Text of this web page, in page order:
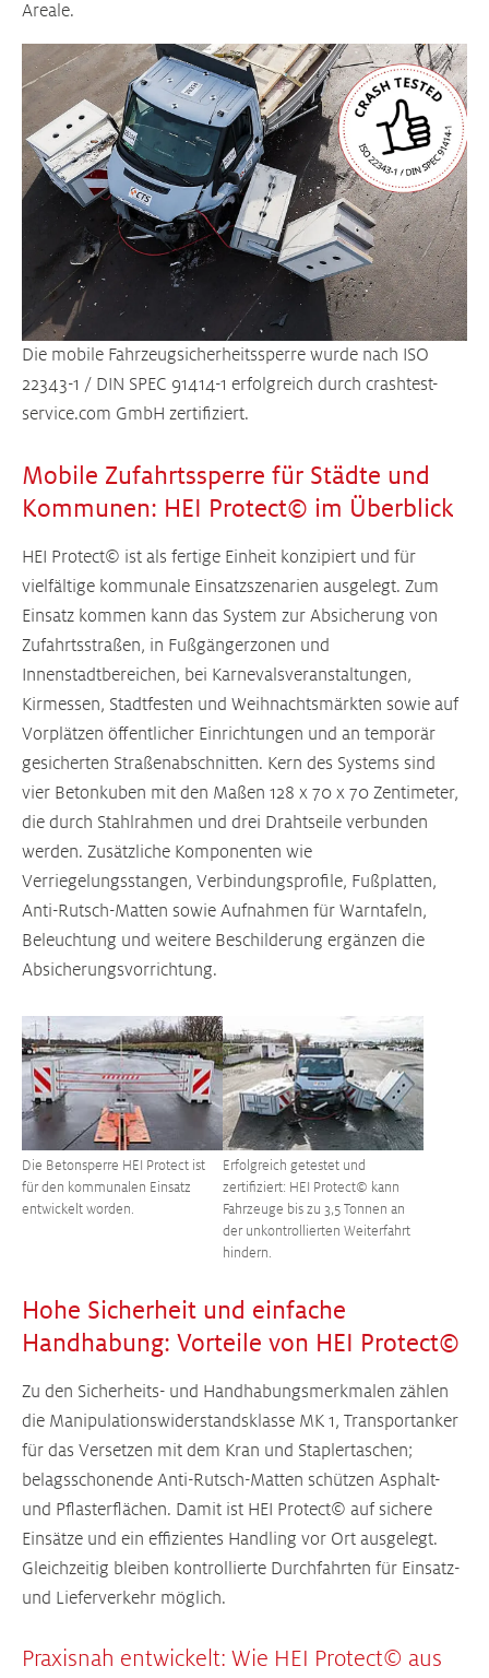
Areale.
Die mobile Fahrzeugsicherheitssperre wurde nach ISO
22343-1 / DIN SPEC 91414-1 erfolgreich durch crashtest-
service.com GmbH zertifiziert.
Mobile Zufahrtssperre für Städte und
Kommunen: HEI Protect© im Überblick
HEI Protect© ist als fertige Einheit konzipiert und für
vielfältige kommunale Einsatzszenarien ausgelegt. Zum
Einsatz kommen kann das System zur Absicherung von
Zufahrtsstraßen, in Fußgängerzonen und
Innenstadtbereichen, bei Karnevalsveranstaltungen,
Kirmessen, Stadtfesten und Weihnachtsmärkten sowie auf
Vorplätzen öffentlicher Einrichtungen und an temporär
gesicherten Straßenabschnitten. Kern des Systems sind
vier Betonkuben mit den Maßen 128 x 70 x 70 Zentimeter,
die durch Stahlrahmen und drei Drahtseile verbunden
werden. Zusätzliche Komponenten wie
Verriegelungsstangen, Verbindungsprofile, Fußplatten,
Anti-Rutsch-Matten sowie Aufnahmen für Warntafeln,
Beleuchtung und weitere Beschilderung ergänzen die
Absicherungsvorrichtung.
Größere Version anzeigen für:
Die Betonsperre HEI Protect ist
für den kommunalen Einsatz
entwickelt worden.
Größere Version anzeigen für:
Erfolgreich getestet und
zertifiziert: HEI Protect© kann
Fahrzeuge bis zu 3,5 Tonnen an
der unkontrollierten Weiterfahrt
hindern.
Hohe Sicherheit und einfache
Handhabung: Vorteile von HEI Protect©
Zu den Sicherheits- und Handhabungsmerkmalen zählen
die Manipulationswiderstandsklasse MK 1, Transportanker
für das Versetzen mit dem Kran und Staplertaschen;
belagsschonende Anti-Rutsch-Matten schützen Asphalt-
und Pflasterflächen. Damit ist HEI Protect© auf sichere
Einsätze und ein effizientes Handling vor Ort ausgelegt.
Gleichzeitig bleiben kontrollierte Durchfahrten für Einsatz-
und Lieferverkehr möglich.
Praxisnah entwickelt: Wie HEI Protect© aus